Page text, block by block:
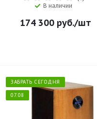
В наличии
174 300 руб./шт
ЗАБРАТЬ СЕГОДНЯ
07.08